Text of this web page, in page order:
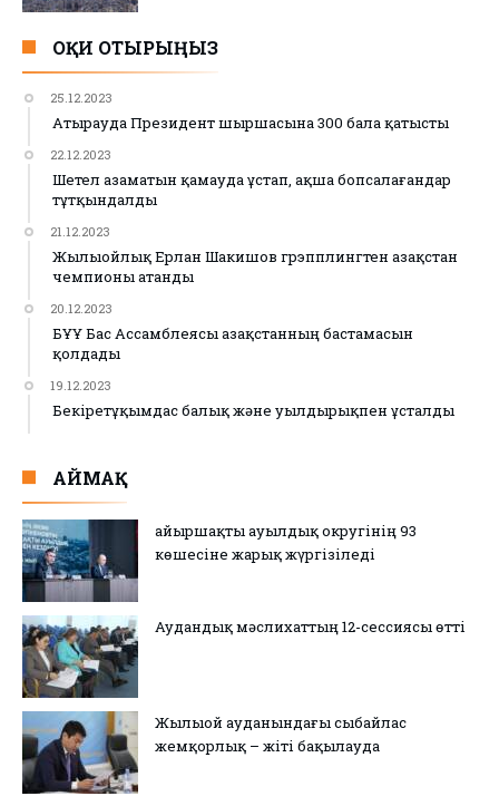
ОҚИ ОТЫРЫҢЫЗ
25.12.2023
Атырауда Президент шыршасына 300 бала қатысты
22.12.2023
Шетел азаматын қамауда ұстап, ақша бопсалағандар
тұтқындалды
21.12.2023
Жылыойлық Ерлан Шакишов грэпплингтен Қазақстан
чемпионы атанды
20.12.2023
БҰҰ Бас Ассамблеясы Қазақстанның бастамасын
қолдады
19.12.2023
Бекіретұқымдас балық және уылдырықпен ұсталды
АЙМАҚ
Қайыршақты ауылдық округінің 93
көшесіне жарық жүргізіледі
Аудандық мәслихаттың 12-сессиясы өтті
Жылыой ауданындағы сыбайлас
жемқорлық – жіті бақылауда